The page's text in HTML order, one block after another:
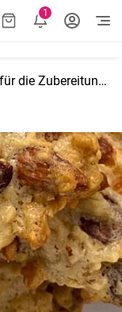
1
Das Rezept für die Zubereitung von Granola Keksen zu Hause